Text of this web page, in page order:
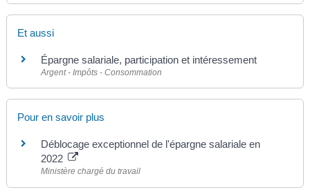
Et aussi
Épargne salariale, participation et intéressement
Argent - Impôts - Consommation
Pour en savoir plus
Déblocage exceptionnel de l'épargne salariale en
2022
Ministère chargé du travail